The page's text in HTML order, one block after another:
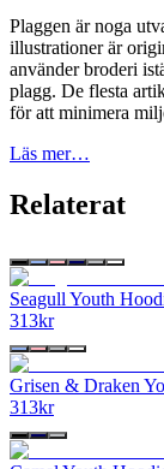
Plaggen är noga
illustrationer är
använder broderi
plagg. De flesta
för att minimera
Läs mer…
Relaterat
Seagull Youth
313kr
Grisen & Draken
313kr